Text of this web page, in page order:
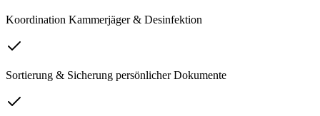
Koordination Kammerjäger & Desinfektion
Sortierung & Sicherung persönlicher Dokumente